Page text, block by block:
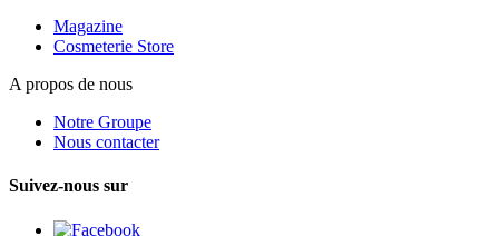
Magazine
Cosmeterie Store
A propos de nous
Notre Groupe
Nous contacter
Suivez-nous sur